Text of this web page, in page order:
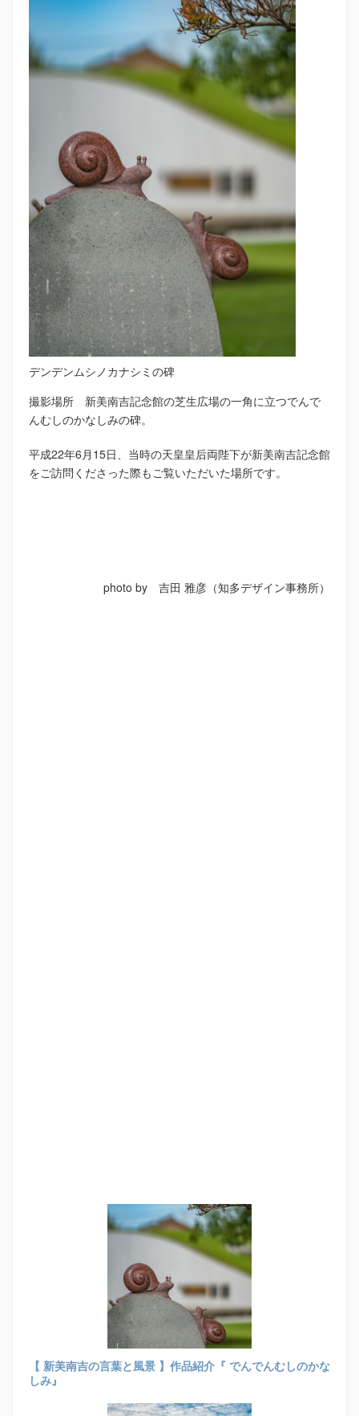
デンデンムシノカナシミの碑
撮影場所 新美南吉記念館の芝生広場の一角に立つでんで
んむしのかなしみの碑。
平成22年6月15日、当時の天皇皇后両陛下が新美南吉記念館
をご訪問くださった際もご覧いただいた場所です。
photo by 吉田 雅彦（知多デザイン事務所）
【 新美南吉の言葉と風景 】作品紹介『 でんでんむしのかな
しみ』